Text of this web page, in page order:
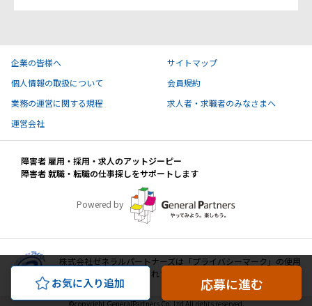
お気に入り追加 応募に進む
企業の皆様へ
サイトマップ
個人情報の取扱について
会員規約
業務の運営に関する規程
求人者・求職者のみなさまへ
運営会社
障害者 雇用・採用・求人のアットジーピー
障害者 就職・転職の仕事探しをサポートします
Powered by
株式会社ゼネラルパートナーズは「プライバシーマーク」の使用
許諾事業者として認定されています。
©copyright GeneralPartners Co.,Ltd All rights reserved.